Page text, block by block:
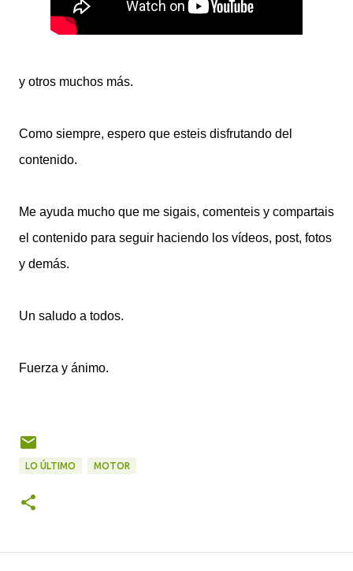
y otros muchos más.
Como siempre, espero que esteis disfrutando del
contenido.
Me ayuda mucho que me sigais, comenteis y compartais
el contenido para seguir haciendo los vídeos, post, fotos
y demás.
Un saludo a todos.
Fuerza y ánimo.
LO ÚLTIMO MOTOR